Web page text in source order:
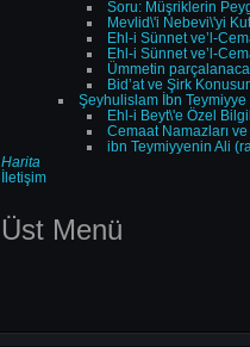
Mevlid\'i Nebevi\'yi
Ehl-i Sünnet ve’l-
Ehl-i Sünnet ve’l-
Ümmetin
Bid’at ve Şirk
Şeyhulislam İbn
Ehl-i Beyt\'e Özel
Cemaat Namazları ve
ibn Teymiyyenin Ali
Harita
İletişim
Üst Menü